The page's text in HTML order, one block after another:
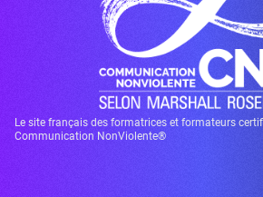
Le site français des formatrices et formateurs
Communication NonViolente®